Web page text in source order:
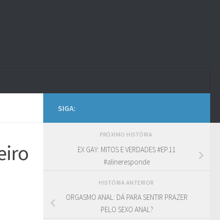
SIGA:
PRÓXIMO HISTÓRIA
EX GAY: MITOS E VERDADES #EP.11
#alineresponde
HISTÓRIA ANTERIOR
ORGASMO ANAL: DÁ PARA SENTIR PRAZER
PELO SEXO ANAL?